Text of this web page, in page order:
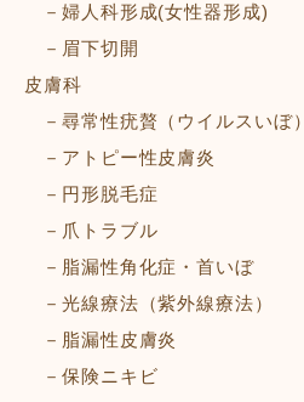
婦人科形成(女性器形成)
眉下切開
皮膚科
尋常性疣贅（ウイルスいぼ）
アトピー性皮膚炎
円形脱毛症
爪トラブル
脂漏性角化症・首いぼ
光線療法（紫外線療法）
脂漏性皮膚炎
保険ニキビ